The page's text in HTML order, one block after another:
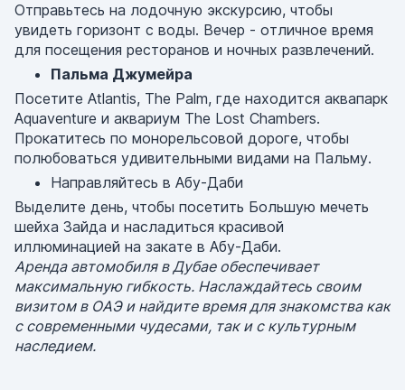
Отправьтесь на лодочную экскурсию, чтобы
увидеть горизонт с воды. Вечер - отличное время
для посещения ресторанов и ночных развлечений.
Пальма Джумейра
Посетите Atlantis, The Palm, где находится аквапарк
Aquaventure и аквариум The Lost Chambers.
Прокатитесь по монорельсовой дороге, чтобы
полюбоваться удивительными видами на Пальму.
Направляйтесь в Абу-Даби
Выделите день, чтобы посетить Большую мечеть
шейха Зайда и насладиться красивой
иллюминацией на закате в Абу-Даби.
Аренда автомобиля в Дубае обеспечивает
максимальную гибкость. Наслаждайтесь своим
визитом в ОАЭ и найдите время для знакомства как
с современными чудесами, так и с культурным
наследием.